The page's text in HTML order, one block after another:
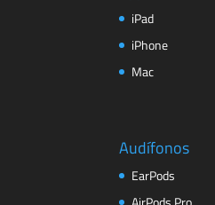
iPad
iPhone
Mac
Audífonos
EarPods